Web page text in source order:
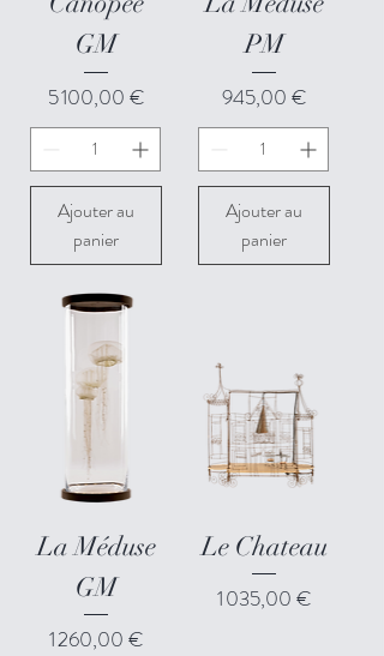
GM
Prix
5 100,00 €
Ajouter au
panier
PM
Prix
945,00 €
Ajouter au
panier
La Méduse
GM
Prix
1 260,00 €
Le Chateau
Prix
1 035,00 €